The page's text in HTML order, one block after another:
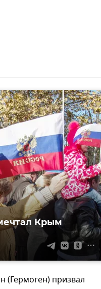
Крым
(Гермоген) призвал